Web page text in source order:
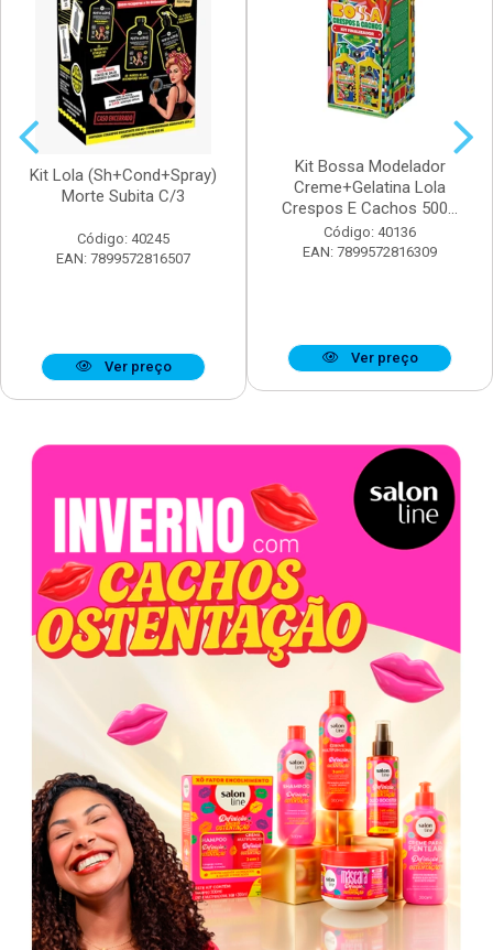
Kit Lola (Sh+Cond+Spray)
Morte Subita C/3
Código: 40245
EAN: 7899572816507
Ver preço
Kit Bossa Modelador
Creme+Gelatina Lola
Crespos E Cachos 500...
Código: 40136
EAN: 7899572816309
Ver preço